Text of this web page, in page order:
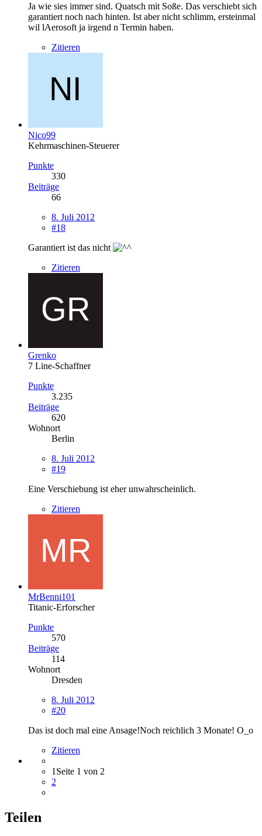
Ja wie sies immer sind. Quatsch mit Soße. Das verschiebt sich
garantiert noch nach hinten. Ist aber nicht schlimm, ersteinmal
wil lAerosoft ja irgend n Termin haben.
Zitieren
Nico99
Kehrmaschinen-Steuerer
Punkte
330
Beiträge
66
8. Juli 2012
#18
Garantiert ist das nicht
Zitieren
Grenko
7 Line-Schaffner
Punkte
3.235
Beiträge
620
Wohnort
Berlin
8. Juli 2012
#19
Eine Verschiebung ist eher unwahrscheinlich.
Zitieren
MrBenni101
Titanic-Erforscher
Punkte
570
Beiträge
114
Wohnort
Dresden
8. Juli 2012
#20
Das ist doch mal eine Ansage!Noch reichlich 3 Monate! O_o
Zitieren
1 Seite 1 von 2
2
Teilen